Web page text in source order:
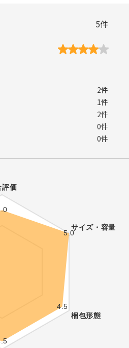
5件
2件
1件
2件
0件
0件